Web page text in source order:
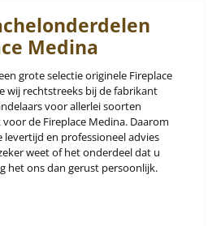
Medina
grote selectie originele Fireplace
wij rechtstreeks bij de fabrikant
voor allerlei soorten
de Fireplace Medina. Daarom
levertijd en professioneel advies
weet of het onderdeel dat u
het ons dan gerust persoonlijk.